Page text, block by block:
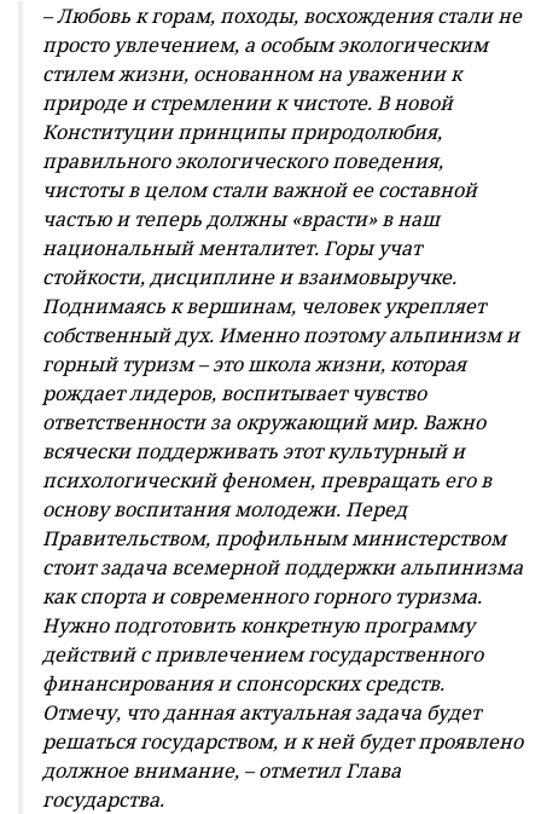
– Любовь к горам, походы, восхождения стали не
просто увлечением, а особым экологическим
стилем жизни, основанном на уважении к
природе и стремлении к чистоте. В новой
Конституции принципы природолюбия,
правильного экологического поведения,
чистоты в целом стали важной ее составной
частью и теперь должны «врасти» в наш
национальный менталитет. Горы учат
стойкости, дисциплине и взаимовыручке.
Поднимаясь к вершинам, человек укрепляет
собственный дух. Именно поэтому альпинизм и
горный туризм – это школа жизни, которая
рождает лидеров, воспитывает чувство
ответственности за окружающий мир. Важно
всячески поддерживать этот культурный и
психологический феномен, превращать его в
основу воспитания молодежи. Перед
Правительством, профильным министерством
стоит задача всемерной поддержки альпинизма
как спорта и современного горного туризма.
Нужно подготовить конкретную программу
действий с привлечением государственного
финансирования и спонсорских средств.
Отмечу, что данная актуальная задача будет
решаться государством, и к ней будет проявлено
должное внимание, – отметил Глава
государства.